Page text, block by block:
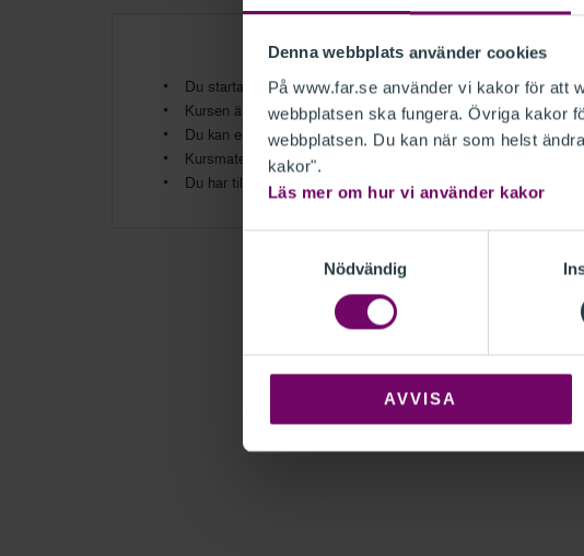
Denna webbplats använder cookies
På www.far.se använder vi kakor för att
webbplatsen ska fungera. Övriga kakor
webbplatsen. Du kan när som helst
kakor".
Läs mer om hur vi använder kakor
Nödvändig
AVVISA
Du startar onlinekursen via Mina utbildningar
Kursen är cirka 30 minuter
Du kan enkelt repetera avsnitt
Kursmaterial i pdf finns för utvalda kurser
Du har tillgång till kursen/filmen i 12 månader